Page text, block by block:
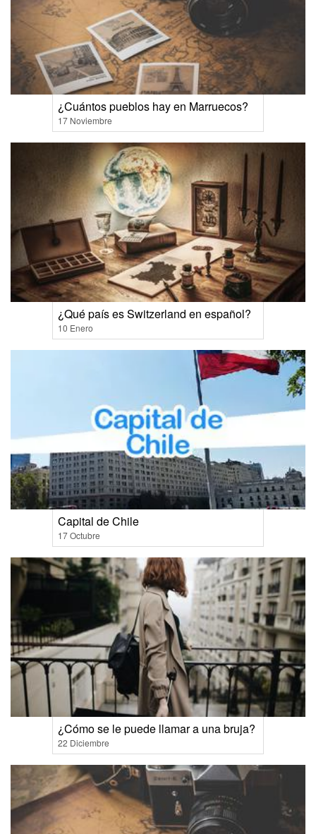
¿Cuántos pueblos hay en Marruecos?
17 Noviembre
¿Qué país es Switzerland en español?
10 Enero
Capital de Chile
17 Octubre
¿Cómo se le puede llamar a una bruja?
22 Diciembre